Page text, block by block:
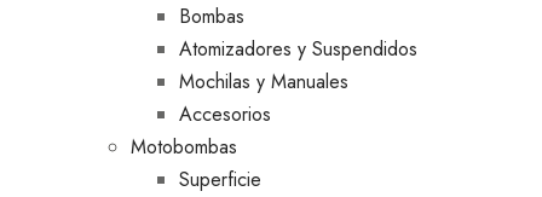
Bombas
Atomizadores y Suspendidos
Mochilas y Manuales
Accesorios
Motobombas
Superficie